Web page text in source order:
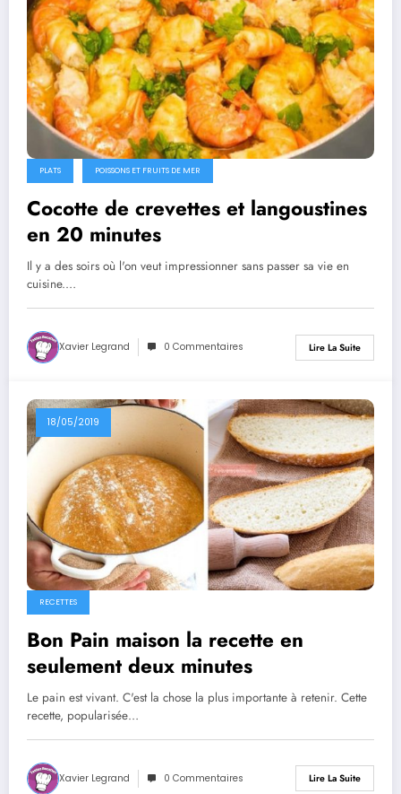
PLATS POISSONS ET FRUITS DE MER
Cocotte de crevettes et langoustines
en 20 minutes
Il y a des soirs où l'on veut impressionner sans passer sa vie en
cuisine.…
Xavier Legrand 0 Commentaires Lire La Suite
18/05/2019
RECETTES
Bon Pain maison la recette en
seulement deux minutes
Le pain est vivant. C'est la chose la plus importante à retenir. Cette
recette, popularisée…
Xavier Legrand 0 Commentaires Lire La Suite